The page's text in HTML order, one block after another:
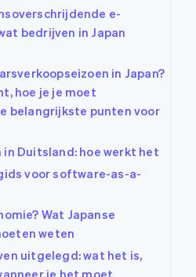
e-
bedrijven in Japan
in Japan?
hoe je je moet
belangrijkste punten voor
in Duitsland: hoe werkt het
voor software-as-a-
Wat Japanse
weten
uitgelegd: wat het is,
je het moet